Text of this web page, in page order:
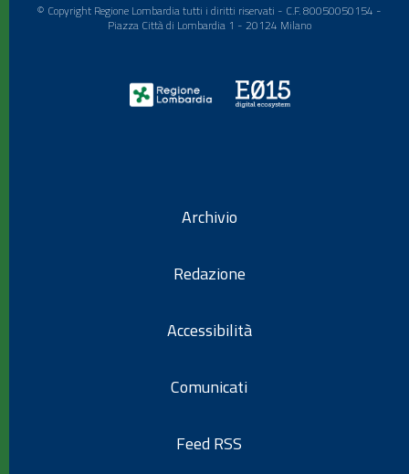
© Copyright Regione Lombardia tutti i diritti riservati - C.F. 80050050154 -
Piazza Città di Lombardia 1 - 20124 Milano
Archivio
Redazione
Accessibilità
Comunicati
Feed RSS